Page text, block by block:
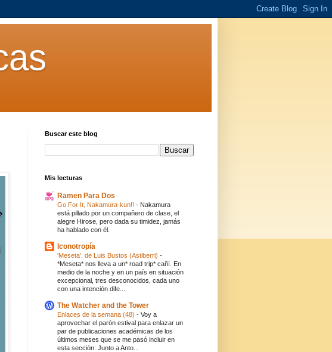
Buscar este blog
Mis lecturas
Ramen Para Dos
Go For It, Nakamura-kun!! - Nakamura
está pillado por un compañero de clase, el
alegre Hirose, pero dada su timidez, jamás
ha hablado con él.
Iconotropía
'Meseta', de Luis Bustos (Astiberri) -
*Meseta* nos lleva a un* road trip* cañí. En
medio de la noche y en un país en situación
excepcional, tres desconocidos, cada uno
con una intención dife...
The Watcher and the Tower
Enlaces de la semana (48) - Voy a
aprovechar el parón estival para enlazar un
par de publicaciones académicas de los
últimos meses que se me pasó incluir en
esta sección: Junto a Anto...